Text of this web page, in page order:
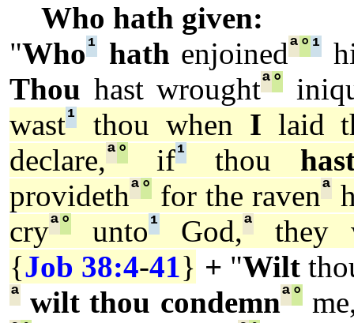
Who hath given:
"Who¹ hath enjoinedª° ¹
Thou hast wroughtª°
wast¹ thou when I laid
declare,ª° if¹ thou
providethª° for the ravenª
cryª° unto¹ God,ª
they
{Job 38:4-41} + "Wilt
ª wilt thou condemnª°